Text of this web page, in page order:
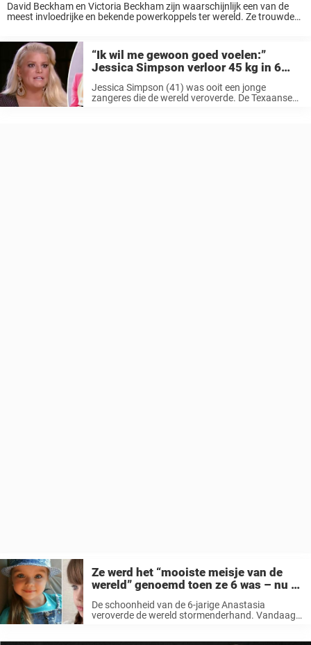
David Beckham en Victoria Beckham zijn waarschijnlijk een van de
meest invloedrijke en bekende powerkoppels ter wereld. Ze trouwden
“Ik wil me gewoon goed voelen:”
Jessica Simpson verloor 45 kg in 6
maanden na geboorte van 3de baby
Jessica Simpson (41) was ooit een jonge
zangeres die de wereld veroverde. De Texaanse
Ze werd het “mooiste meisje van de
wereld” genoemd toen ze 6 was – nu is
ze 10 en nog steeds prachtig
De schoonheid van de 6-jarige Anastasia
veroverde de wereld stormenderhand. Vandaag,